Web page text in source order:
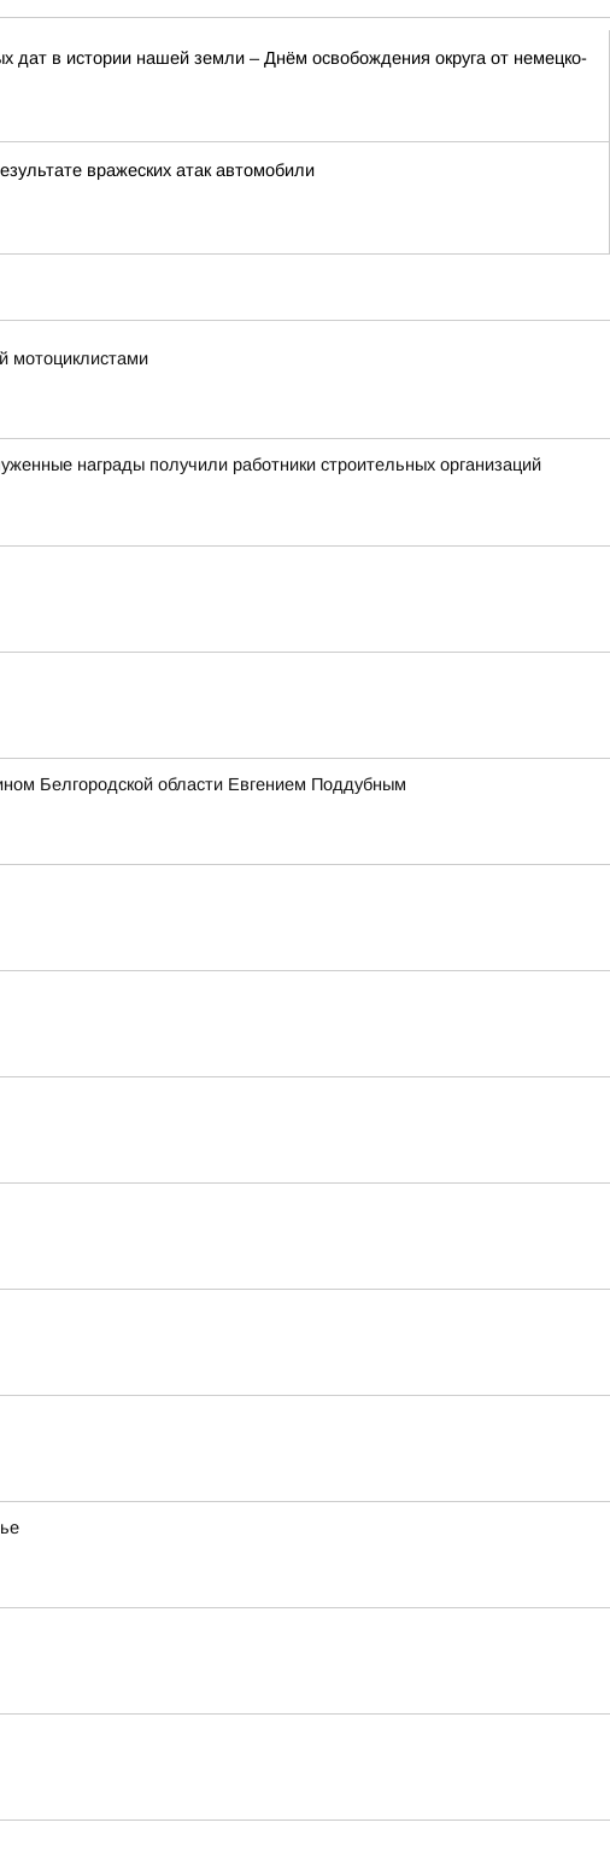
дат в истории нашей земли – Днём освобождения округа от немецко-
вражеских атак автомобили
мотоциклистами
награды получили работники строительных организаций
Белгородской области Евгением Поддубным